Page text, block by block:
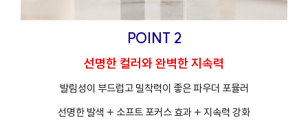
POINT 2
선명한 컬러와 완벽한 지속력
발림성이 부드럽고 밀착력이 좋은 파우더 포뮬러
선명한 발색 + 소프트 포커스 효과 + 지속력 강화